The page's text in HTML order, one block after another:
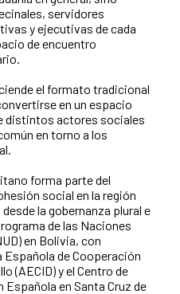
servidores
y ejecutivas de cada
de encuentro
el formato tradicional
en un espacio
distintos actores sociales
en torno a los
forma parte del
social en la región
la gobernanza plural e
de las Naciones
en Bolivia, con
de Cooperación
(AECID) y el Centro de
en Santa Cruz de